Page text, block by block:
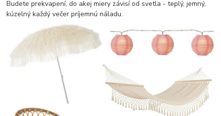
Budete prekvapení, do akej miery závisí od svetla - teplý, jemný,
kúzelný každý večer príjemnú náladu.